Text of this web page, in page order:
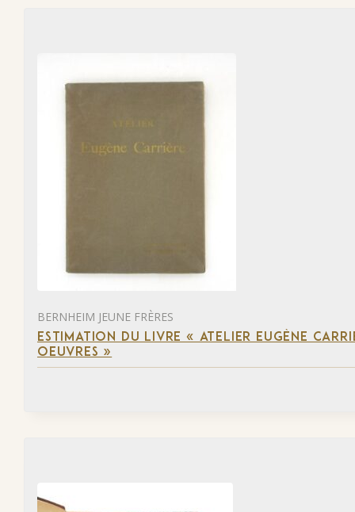
BERNHEIM JEUNE FRÈRES
ESTIMATION DU LIVRE « ATELIER EUGÈNE
OEUVRES »